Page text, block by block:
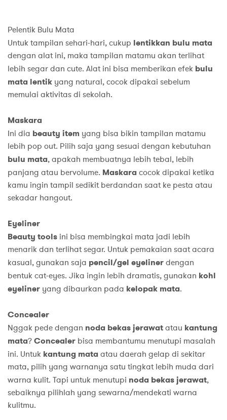
Pelentik Bulu Mata
Untuk tampilan sehari-hari, cukup lentikkan bulu mata
dengan alat ini, maka tampilan matamu akan terlihat
lebih segar dan cute. Alat ini bisa memberikan efek bulu
mata lentik yang natural, cocok dipakai sebelum
memulai aktivitas di sekolah.
Maskara
Ini dia beauty item yang bisa bikin tampilan matamu
lebih pop out. Pilih saja yang sesuai dengan kebutuhan
bulu mata, apakah membuatnya lebih tebal, lebih
panjang atau bervolume. Maskara cocok dipakai ketika
kamu ingin tampil sedikit berdandan saat ke pesta atau
sekadar hangout.
Eyeliner
Beauty tools ini bisa membingkai mata jadi lebih
menarik dan terlihat segar. Untuk pemakaian saat acara
kasual, gunakan saja pencil/gel eyelinerdengan
bentuk cat-eyes. Jika ingin lebih dramatis, gunakan kohl
eyeliner yang dibaurkan pada kelopak mata.
Concealer
Nggak pede dengan noda bekas jerawatatau kantung
mata?Concealer bisa membantumu menutupi masalah
ini. Untuk kantung mata atau daerah gelap di sekitar
mata, pilih yang warnanya satu tingkat lebih muda dari
warna kulit. Tapi untuk menutupi noda bekas jerawat,
sebaiknya pilihlah yang sewarna/mendekati warna
kulitmu.